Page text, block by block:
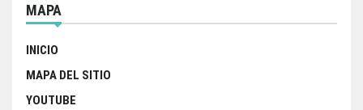
MAPA
INICIO
MAPA DEL SITIO
YOUTUBE